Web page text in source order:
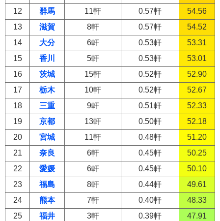
12
群馬 11軒 0.57軒
54.56
13
滋賀 8軒 0.57軒
54.52
14
大分 6軒 0.53軒
53.31
15
香川 5軒 0.53軒
53.01
16
茨城 15軒 0.52軒
52.90
17
栃木 10軒 0.52軒
52.67
18
三重 9軒 0.51軒
52.33
19
京都 13軒 0.50軒
52.18
20
宮城 11軒 0.48軒
51.20
21
奈良 6軒 0.45軒
50.25
22
愛媛 6軒 0.45軒
50.10
23
福島 8軒 0.44軒
49.61
24
熊本 7軒 0.40軒
48.33
25
福井 3軒 0.39軒 47.91